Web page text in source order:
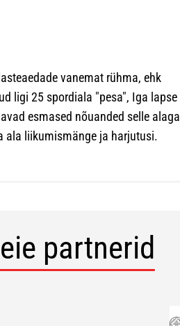
vanemat rühma, ehk
ligi 25 spordiala "pesa", Iga lapse
esmased nõuanded selle alaga
ala liikumismänge ja harjutusi.
partnerid